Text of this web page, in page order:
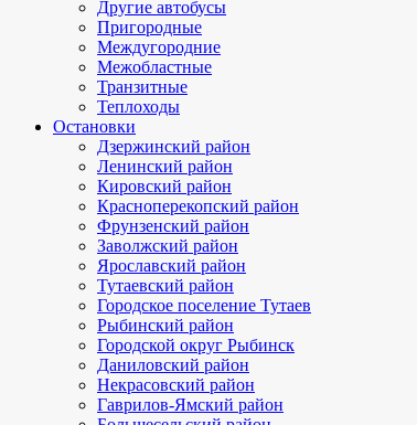
Другие автобусы
Пригородные
Междугородние
Межобластные
Транзитные
Теплоходы
Остановки
Дзержинский район
Ленинский район
Кировский район
Красноперекопский район
Фрунзенский район
Заволжский район
Ярославский район
Тутаевский район
Городское поселение Тутаев
Рыбинский район
Городской округ Рыбинск
Даниловский район
Некрасовский район
Гаврилов-Ямский район